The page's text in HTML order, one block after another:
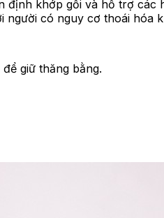
khớp gối và hỗ trợ các
người có nguy cơ thoái hóa
giữ thăng bằng.